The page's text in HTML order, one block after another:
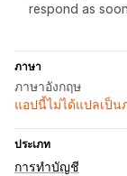
respond as
ภาษา
ภาษาอังกฤษ
แอปนี้ไม่ได้แปลเป็น
ประเภท
การทำบัญชี